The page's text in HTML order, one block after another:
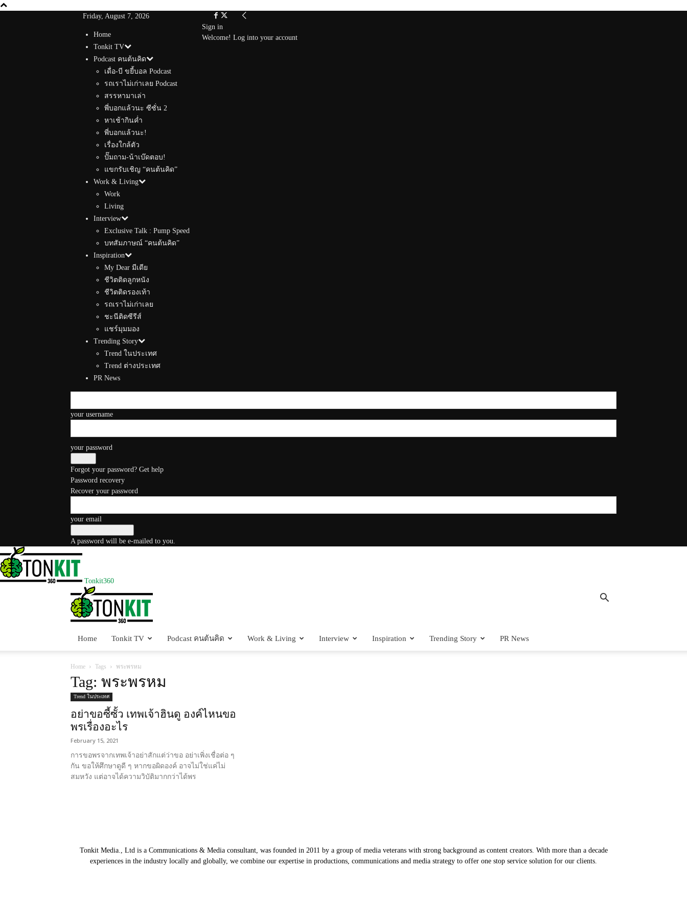
Friday, August 7, 2026
Home
Tonkit TV
Podcast คนต้นคิด
เดื่อ-บี ขยี้บอล Podcast
รถเราไม่เก่าเลย Podcast
สรรหามาเล่า
พี่บอกแล้วนะ ซีซั่น 2
หาเช้ากินค่ำ
พี่บอกแล้วนะ!
เรื่องใกล้ตัว
ปั๊มถาม-น้าเบ๊ดตอบ!
แขกรับเชิญ “คนต้นคิด”
Work & Living
Work
Living
Interview
Exclusive Talk : Pump Speed
บทสัมภาษณ์ “คนต้นคิด”
Inspiration
My Dear มีเดีย
ชีวิตติดลูกหนัง
ชีวิตติดรองเท้า
รถเราไม่เก่าเลย
ชะนีติดซีรีส์
แชร์มุมมอง
Trending Story
Trend ในประเทศ
Trend ต่างประเทศ
PR News
Sign in
Welcome! Log into your account
your username
your password
Forgot your password? Get help
Password recovery
Recover your password
your email
A password will be e-mailed to you.
Tonkit360
Home Tonkit TV Podcast คนต้นคิด Work & Living Interview Inspiration Trending Story PR News
Home Tags พระพรหม
Tag: พระพรหม
Trend ในประเทศ
อย่าขอซี้ซั้ว เทพเจ้าฮินดู องค์ไหนขอ
พรเรื่องอะไร
February 15, 2021
การขอพรจากเทพเจ้าอย่าสักแต่ว่าขอ อย่าเพิ่งเชื่อต่อ ๆ
กัน ขอให้ศึกษาดูดี ๆ หากขอผิดองค์ อาจไม่ใช่แค่ไม่
สมหวัง แต่อาจได้ความวิบัติมากกว่าได้พร
Tonkit Media., Ltd is a Communications & Media consultant, was founded in 2011 by a group of media veterans with strong background as content creators. With more than a decade
experiences in the industry locally and globally, we combine our expertise in productions, communications and media strategy to offer one stop service solution for our clients.